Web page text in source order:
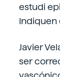
estudi
Indiquen
Javier
ser